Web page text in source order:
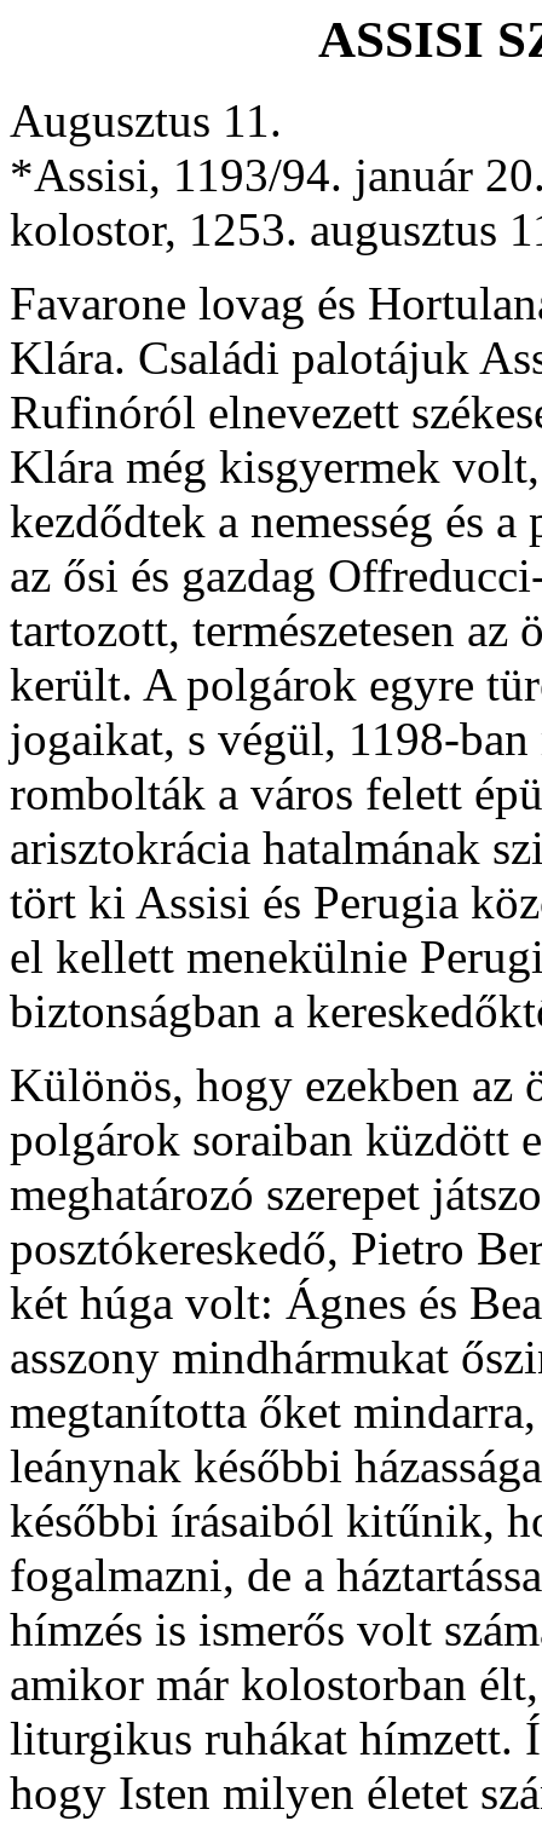
ASSISI
Augusztus 11.
*Assisi, 1193/94. január
kolostor, 1253. augusztus
Favarone lovag és
Klára. Családi palotájuk
Rufinóról elnevezett
Klára még kisgyermek
kezdődtek a nemesség és
az ősi és gazdag
tartozott, természetesen az
került. A polgárok egyre
jogaikat, s végül, 1198-
rombolták a város felett
arisztokrácia hatalmának
tört ki Assisi és Perugia
el kellett menekülnie
biztonságban a
Különös, hogy ezekben az
polgárok soraiban küzdött
meghatározó szerepet
posztókereskedő, Pietro
két húga volt: Ágnes és
asszony mindhármukat
megtanította őket
leánynak későbbi
későbbi írásaiból kitűnik,
fogalmazni, de a
hímzés is ismerős volt
amikor már kolostorban
liturgikus ruhákat hímzett.
hogy Isten milyen életet